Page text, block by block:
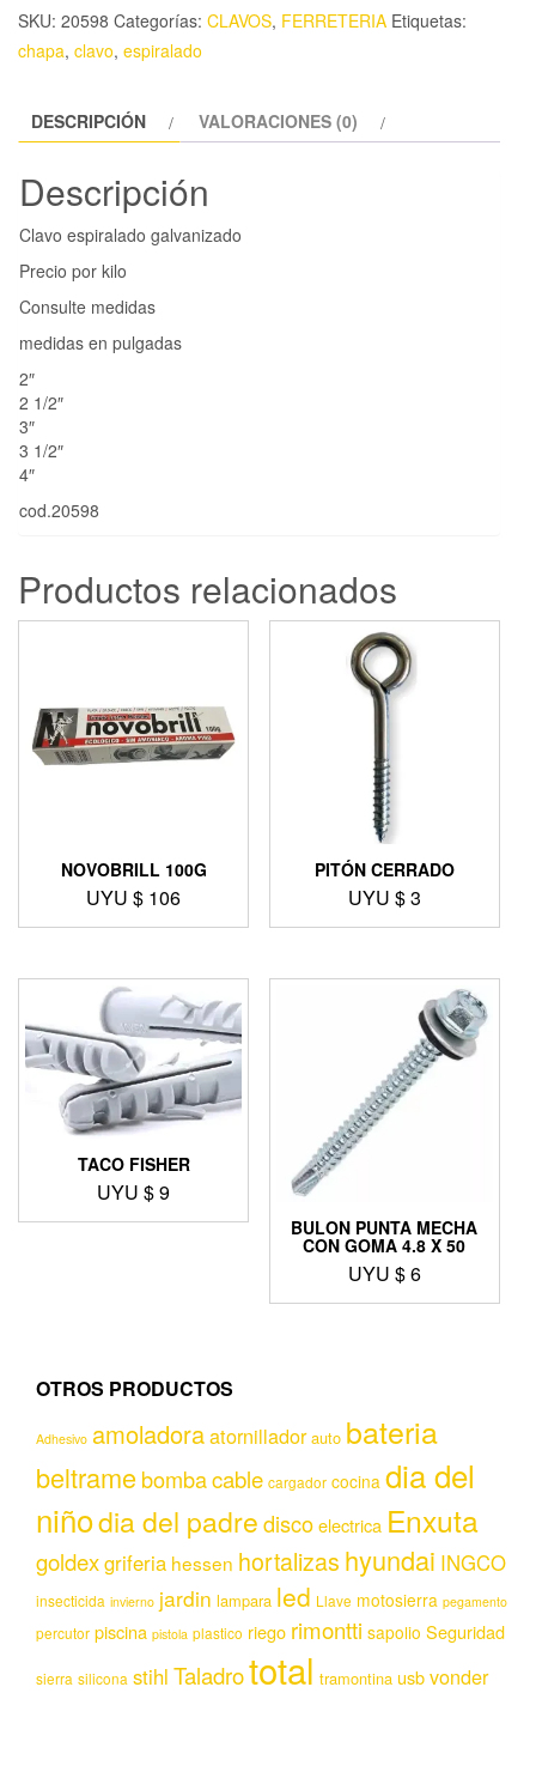
SKU: 20598 Categorías: CLAVOS, FERRETERIA Etiquetas:
chapa, clavo, espiralado
DESCRIPCIÓN VALORACIONES (0)
Descripción
Clavo espiralado galvanizado
Precio por kilo
Consulte medidas
medidas en pulgadas
2″
2 1/2″
3″
3 1/2″
4″
cod.20598
Productos relacionados
NOVOBRILL 100G
UYU $ 106
PITÓN CERRADO
UYU $3
TACO FISHER
UYU $9
BULON PUNTA MECHA
CON GOMA 4.8 X 50
UYU $6
OTROS PRODUCTOS
Adhesivo amoladoraatornillador auto bateria
beltramebombacable cargador cocina dia del
niñodia del padrediscoelectrica Enxuta
goldexgriferia hessen hortalizas hyundai INGCO
insecticida invierno jardin lampara led Llave motosierra pegamento
percutor piscina pistola plastico riego rimontti sapolio Seguridad
sierra silicona stihl Taladrototal tramontina usbvonder